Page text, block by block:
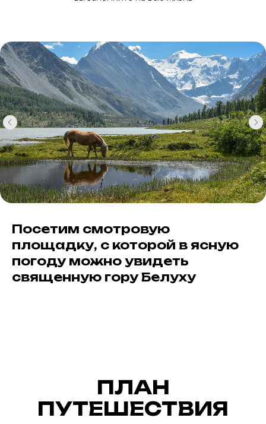
Посетим смотровую
площадку, с которой в ясную
погоду можно увидеть
священную гору Белуху
ПЛАН
ПУТЕШЕСТВИЯ